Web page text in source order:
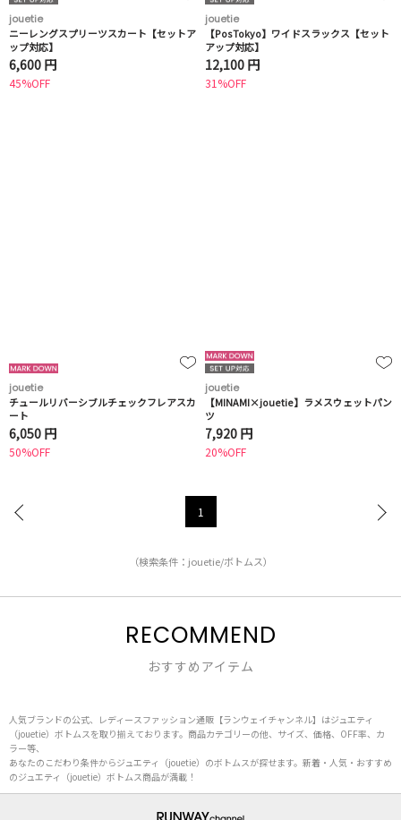
jouetie
ニーレングスプリーツスカート【セットア
ップ対応】
6,600 円
45%OFF
jouetie
【PosTokyo】ワイドスラックス【セット
アップ対応】
12,100 円
31%OFF
jouetie
チュールリバーシブルチェックフレアスカ
ート
6,050 円
50%OFF
jouetie
【MINAMI×jouetie】ラメスウェットパン
ツ
7,920 円
20%OFF
1
（検索条件：jouetie/ボトムス）
RECOMMEND
おすすめアイテム
人気ブランドの公式、レディースファッション通販【ランウェイチャンネル】はジュエティ
（jouetie）ボトムスを取り揃えております。商品カテゴリーの他、サイズ、価格、OFF率、カ
ラー等、
あなたのこだわり条件からジュエティ（jouetie）のボトムスが探せます。新着・人気・おすすめ
のジュエティ（jouetie）ボトムス商品が満載！